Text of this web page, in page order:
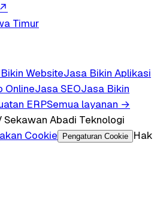
↗
Timur
WebsiteJasa Bikin Aplikasi
OnlineJasa SEOJasa Bikin
ERPSemua layanan →
Abadi Teknologi
Cookie Pengaturan Cookie
Hak